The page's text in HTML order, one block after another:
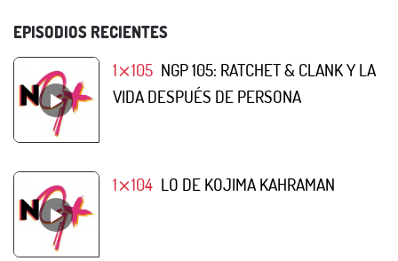
EPISODIOS RECIENTES
1⨯105 NGP 105: RATCHET & CLANK Y LA
VIDA DESPUÉS DE PERSONA
1⨯104 LO DE KOJIMA KAHRAMAN